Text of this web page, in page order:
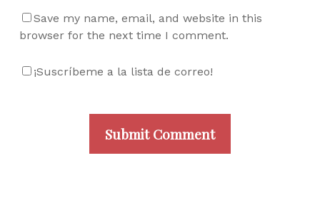
Save my name, email, and website in this
browser for the next time I comment.
¡Suscríbeme a la lista de correo!